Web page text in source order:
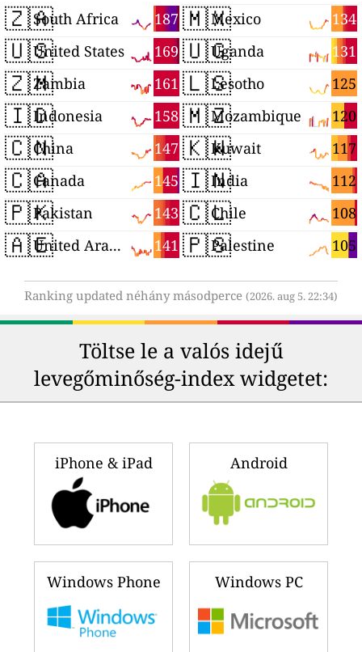
🇿🇦 187
South Africa
🇺🇸 169
United States
🇿🇲 161
Zambia
🇮🇩 158
Indonesia
🇨🇳 147
China
🇨🇦 145
Canada
🇵🇰 143
Pakistan
🇦🇪 141
United Arab Emirates
🇲🇽 134
Mexico
🇺🇬 131
Uganda
🇱🇸 125
Lesotho
🇲🇿 120
Mozambique
🇰🇼 117
Kuwait
🇮🇳 112
India
🇨🇱 108
Chile
🇵🇸 105
Palestine
Ranking updated néhány másodperce (2026. aug 5. 22:34)
Töltse le a valós idejű
levegőminőség-index widgetet:
iPhone & iPad Android
Windows Phone Windows PC